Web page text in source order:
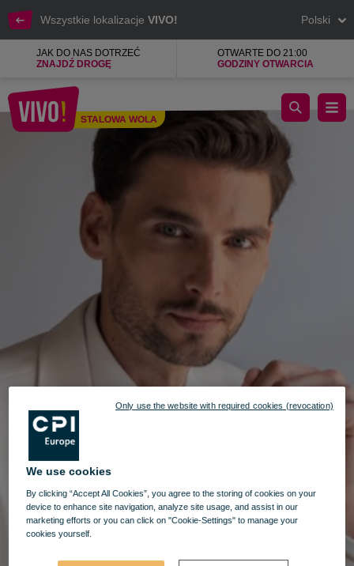
Wszystkie lokalizacje VIVO! Polski
JAK DO NAS DOTRZEĆ
ZNAJDŹ DROGĘ
OTWARTE DO 21:00
GODZINY OTWARCIA
STALOWA WOLA
Borgio stands for Italian exclusive men's clothing
We use cookies
By clicking “Accept All Cookies”, you agree to the storing of cookies on your
device to enhance site navigation, analyze site usage, and assist in our
marketing efforts or you can click on "Cookie-Settings" to manage your
cookies yourself.
Only use the website with required cookies (revocation)